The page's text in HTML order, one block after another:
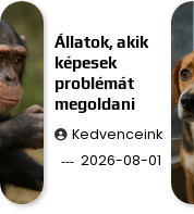
Állatok, akik
képesek
problémát
megoldani
Kedvenceink
2026-08-01